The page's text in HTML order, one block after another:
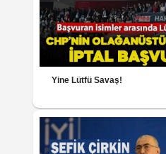
Yine Lütfü Savaş!